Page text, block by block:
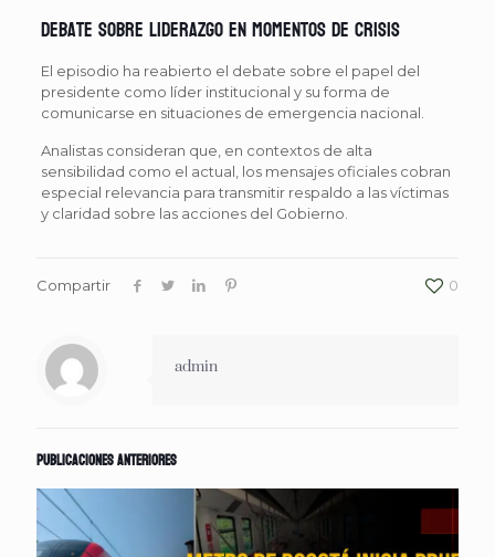
Debate sobre liderazgo en momentos de crisis
El episodio ha reabierto el debate sobre el papel del
presidente como líder institucional y su forma de
comunicarse en situaciones de emergencia nacional.
Analistas consideran que, en contextos de alta
sensibilidad como el actual, los mensajes oficiales cobran
especial relevancia para transmitir respaldo a las víctimas
y claridad sobre las acciones del Gobierno.
Compartir 0
admin
Publicaciones anteriores